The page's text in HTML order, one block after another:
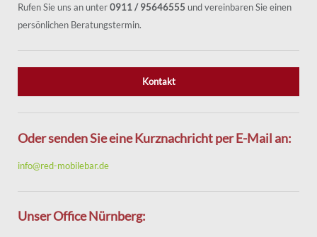
Rufen Sie uns an unter0911 / 95646555 und vereinbaren Sie einen
persönlichen Beratungstermin.
Kontakt
Oder senden Sie eine Kurznachricht per E-Mail an:
info@red-mobilebar.de
Unser Office Nürnberg: